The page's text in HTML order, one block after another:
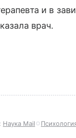
и в
врач.
Наука Mail